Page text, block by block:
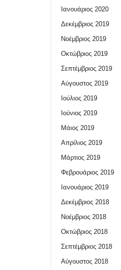
Ιανουάριος 2020
Δεκέμβριος 2019
Νοέμβριος 2019
Οκτώβριος 2019
Σεπτέμβριος 2019
Αύγουστος 2019
Ιούλιος 2019
Ιούνιος 2019
Μάιος 2019
Απρίλιος 2019
Μάρτιος 2019
Φεβρουάριος 2019
Ιανουάριος 2019
Δεκέμβριος 2018
Νοέμβριος 2018
Οκτώβριος 2018
Σεπτέμβριος 2018
Αύγουστος 2018